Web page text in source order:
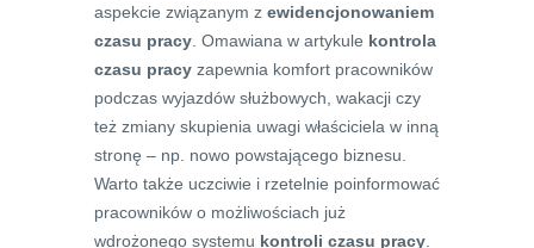
aspekcie związanym z ewidencjonowaniem
czasu pracy . Omawiana w artykule kontrola
czasu pracy zapewnia komfort pracowników
podczas wyjazdów służbowych, wakacji czy
też zmiany skupienia uwagi właściciela w inną
stronę – np. nowo powstającego biznesu.
Warto także uczciwie i rzetelnie poinformować
pracowników o możliwościach już
wdrożonego systemu kontroli czasu pracy